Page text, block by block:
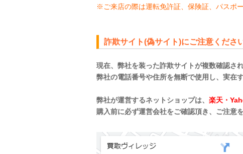
※ご来店の際は運転免許証、保険証、パスポ
詐欺サイト(偽サイト)にご注意くださ
現在、弊社を装った詐欺サイトが複数確認さ
弊社の電話番号や住所を無断で使用し、実在
弊社が運営するネットショップは、 楽天・
購入前に必ず運営会社をご確認頂き、ご注意